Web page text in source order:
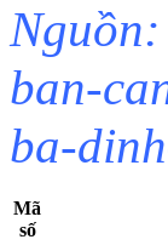
ban-
ba-
Mã
số